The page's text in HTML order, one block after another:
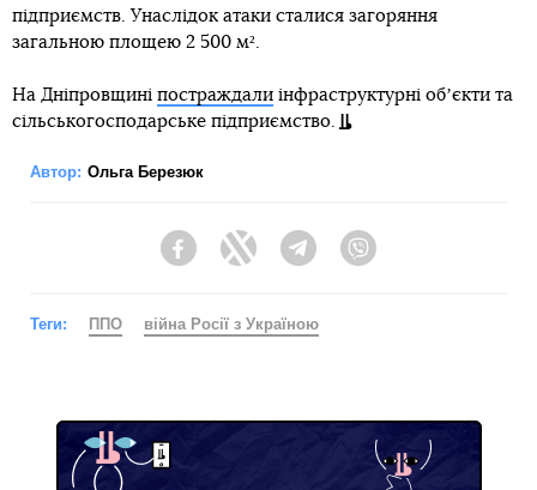
підприємств. Унаслідок атаки сталися загоряння
загальною площею 2 500 м².
На Дніпровщині постраждали інфраструктурні обʼєкти та
сільськогосподарське підприємство.
Автор: Ольга Березюк
FacebookTwitter Telegram
Теги: ППО війна Росії з Україною